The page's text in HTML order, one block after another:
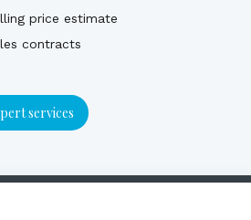
price estimate
contracts
services